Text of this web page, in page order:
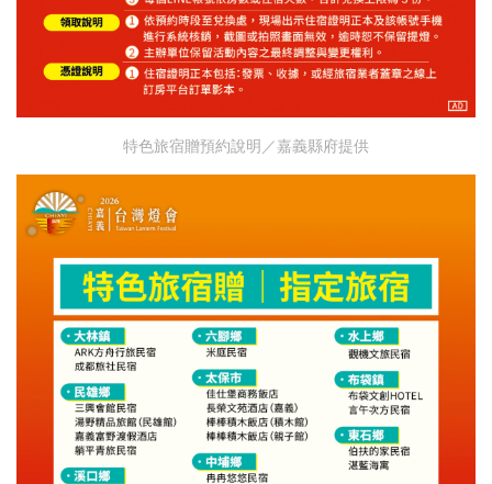
特色旅宿贈預約說明／嘉義縣府提供